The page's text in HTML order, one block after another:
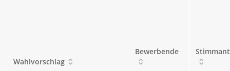
Wahlvorschlag
Bewerbende